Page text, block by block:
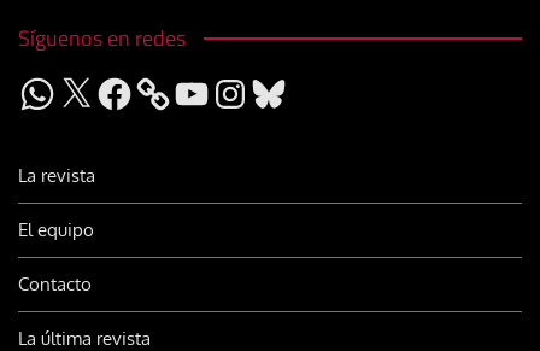
Síguenos en redes
WhatsApp
X Facebook YouTubeInstagram
Bluesky
La revista
El equipo
Contacto
La última revista